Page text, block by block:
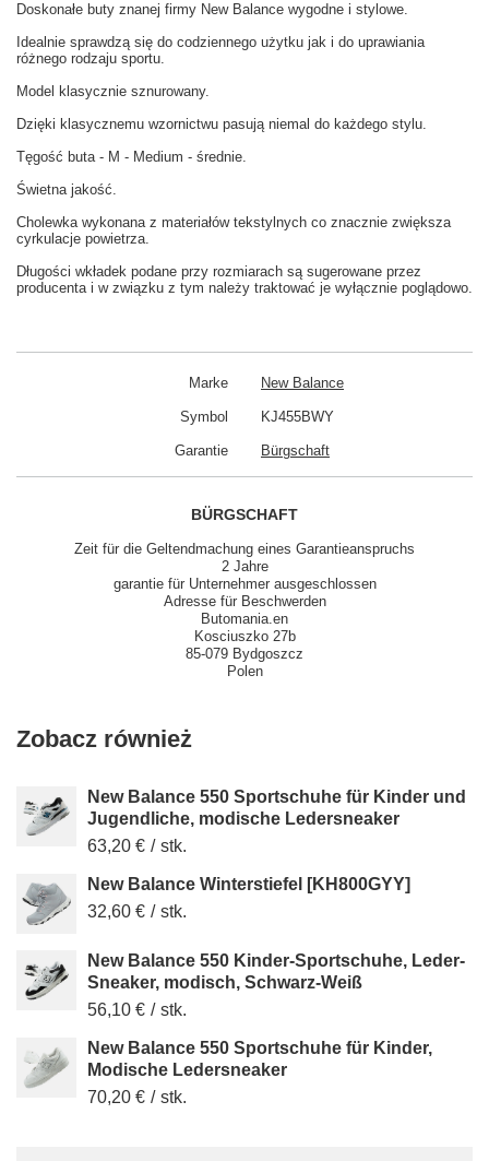
Doskonałe buty znanej firmy New Balance wygodne i stylowe.
Idealnie sprawdzą się do codziennego użytku jak i do uprawiania
różnego rodzaju sportu.
Model klasycznie sznurowany.
Dzięki klasycznemu wzornictwu pasują niemal do każdego stylu.
Tęgość buta - M - Medium - średnie.
Świetna jakość.
Cholewka wykonana z materiałów tekstylnych co znacznie zwiększa
cyrkulacje powietrza.
Długości wkładek podane przy rozmiarach są sugerowane przez
producenta i w związku z tym należy traktować je wyłącznie poglądowo.
Marke New Balance
Symbol KJ455BWY
Garantie Bürgschaft
BÜRGSCHAFT
Zeit für die Geltendmachung eines Garantieanspruchs
2 Jahre
garantie für Unternehmer ausgeschlossen
Adresse für Beschwerden
Butomania.en
Kosciuszko 27b
85-079 Bydgoszcz
Polen
Zobacz również
New Balance 550 Sportschuhe für Kinder und
Jugendliche, modische Ledersneaker
63,20 € / stk.
New Balance Winterstiefel [KH800GYY]
32,60 € / stk.
New Balance 550 Kinder-Sportschuhe, Leder-
Sneaker, modisch, Schwarz-Weiß
56,10 € / stk.
New Balance 550 Sportschuhe für Kinder,
Modische Ledersneaker
70,20 € / stk.